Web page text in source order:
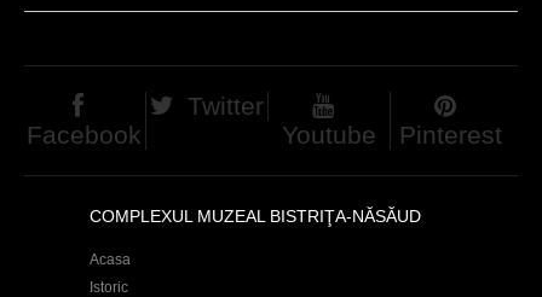
Facebook
Twitter
Youtube
Pinterest
COMPLEXUL MUZEAL BISTRIŢA-NĂSĂUD
Acasa
Istoric